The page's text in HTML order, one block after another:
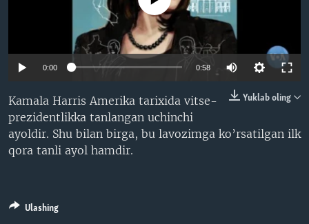
XABARLAR SURATLARDA
ODNOKLASSNIKI
0:00 0:58
Yuklab oling
Kamala Harris Amerika tarixida vitse-
prezidentlikka tanlangan uchinchi
ayoldir. Shu bilan birga, bu lavozimga ko’rsatilgan ilk
qora tanli ayol hamdir.
Ulashing